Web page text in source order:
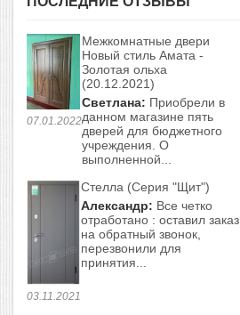
07.01.2022
Межкомнатные двери
Новый стиль Амата -
Золотая ольха
(20.12.2021)
Светлана: Приобрели в
данном магазине пять
дверей для бюджетного
учреждения. О
выполненной...
03.11.2021
Стелла (Серия "Щит")
Александр: Все четко
отработано : оставил заказ
на обратный звонок,
перезвонили для
принятия...